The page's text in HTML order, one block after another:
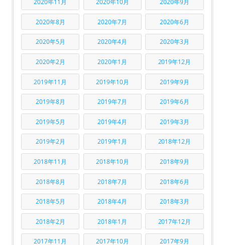
2020年11月 2020年10月 2020年9月
2020年8月 2020年7月 2020年6月
2020年5月 2020年4月 2020年3月
2020年2月 2020年1月 2019年12月
2019年11月 2019年10月 2019年9月
2019年8月 2019年7月 2019年6月
2019年5月 2019年4月 2019年3月
2019年2月 2019年1月 2018年12月
2018年11月 2018年10月 2018年9月
2018年8月 2018年7月 2018年6月
2018年5月 2018年4月 2018年3月
2018年2月 2018年1月 2017年12月
2017年11月 2017年10月 2017年9月